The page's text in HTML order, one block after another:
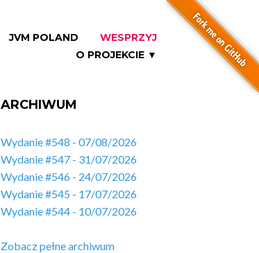
JVM POLAND
WESPRZYJ
O PROJEKCIE ▼
ARCHIWUM
Wydanie #548 - 07/08/2026
Wydanie #547 - 31/07/2026
Wydanie #546 - 24/07/2026
Wydanie #545 - 17/07/2026
Wydanie #544 - 10/07/2026
Zobacz pełne archiwum